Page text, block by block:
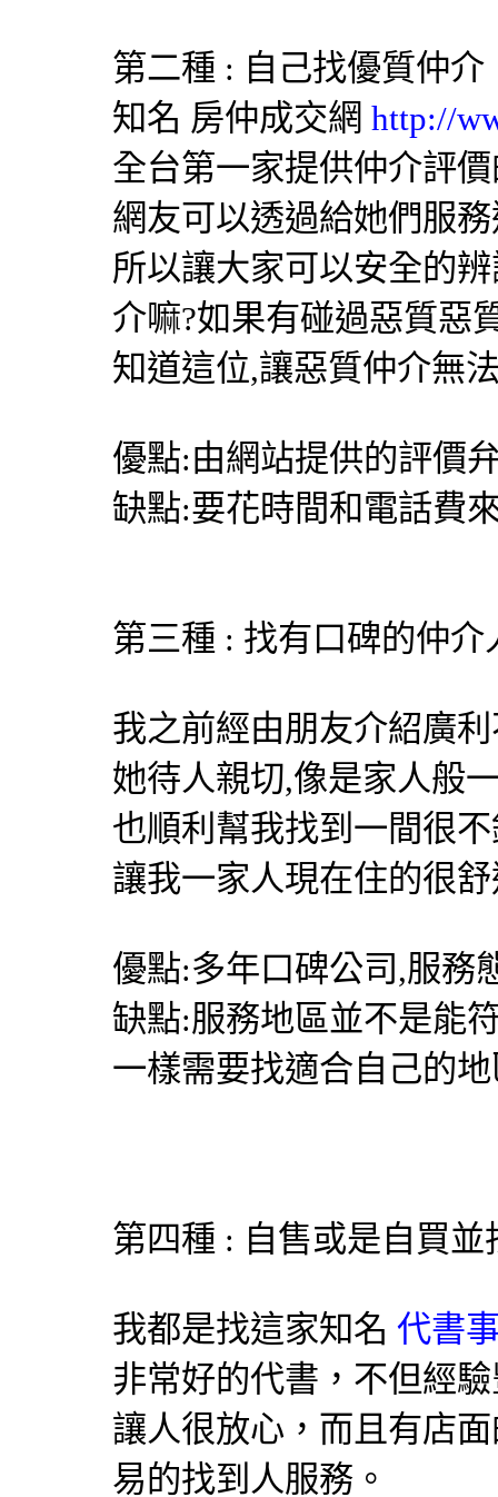
第二種 : 自己找優質仲介
知名 房仲成交網 http://
全台第一家提供仲介評
網友可以透過給她們服
所以讓大家可以安全的
介嘛?如果有碰過惡質惡
知道這位,讓惡質仲介無
優點:由網站提供的評價
缺點:要花時間和電話費
第三種 : 找有口碑的仲介
我之前經由朋友介紹廣
她待人親切,像是家人般
也順利幫我找到一間很
讓我一家人現在住的很
優點:多年口碑公司,服務
缺點:服務地區並不是能
一樣需要找適合自己的
第四種 : 自售或是自買
我都是找這家知名 代書
非常好的代書，不但經
讓人很放心，而且有店
易的找到人服務。